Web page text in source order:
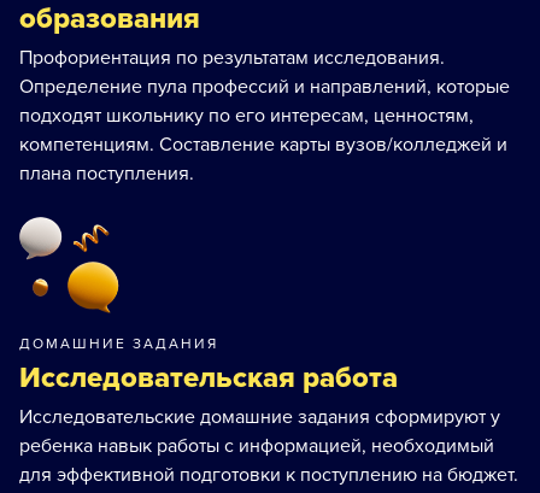
образования
Профориентация по результатам исследования.
Определение пула профессий и направлений, которые
подходят школьнику по его интересам, ценностям,
компетенциям. Составление карты вузов/колледжей и
плана поступления.
ДОМАШНИЕ ЗАДАНИЯ
Исследовательская работа
Исследовательские домашние задания сформируют у
ребенка навык работы с информацией, необходимый
для эффективной подготовки к поступлению на бюджет.